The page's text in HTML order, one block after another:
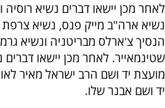
לאחר מכן יישאו דברים נשיא רוסיה
נשיא ארה"ב מייק פנס, נשיא צרפת
הנסיך צ'ארלס מבריטניה ונשיא
שטינמאייר. לאחר מכן יישאו דברים
מועצת יד ושם הרב ישראל מאיר
יד ושם אבנר שלו.